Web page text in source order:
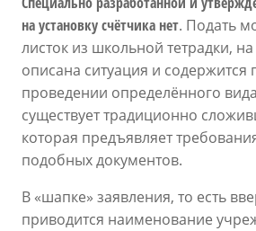
на установку счётчика нет. Подать
листок из школьной тетрадки,
описана ситуация и содержится
проведении определённого
существует традиционно
которая предъявляет
подобных документов.
В «шапке» заявления, то есть
приводится наименование